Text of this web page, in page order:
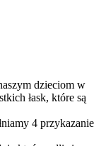
dzieciom w
łask, które są
4 przykazanie